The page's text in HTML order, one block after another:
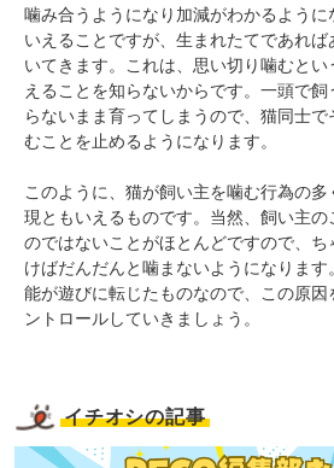
噛み合うようになり加減がわかるように
いえることですが、生まれたてであれ
いてきます。これは、思い切り噛むと
えることを知らないからです。一頭で
らないまま育ってしまうので、猫同士
むことを止めるようになります。
このように、猫が飼い主を噛む行為の
現ともいえるものです。当然、飼い主の
のではないことがほとんどですので、
けばだんだんと噛まないようになりま
能が遊びに転じたものなので、この原因
ントロールしていきましょう。
イチオシの記事